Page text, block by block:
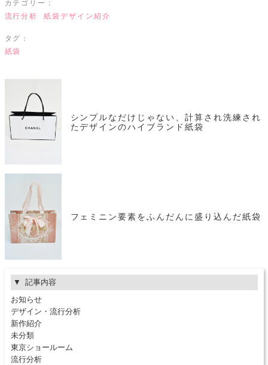
カテゴリー：
流行分析
紙袋デザイン紹介
タグ：
紙袋
シンプルなだけじゃない、計算され洗練され
たデザインのハイブランド紙袋
フェミニン要素をふんだんに盛り込んだ紙袋
記事内容
お知らせ
デザイン・流行分析
新作紹介
未分類
東京ショールーム
流行分析